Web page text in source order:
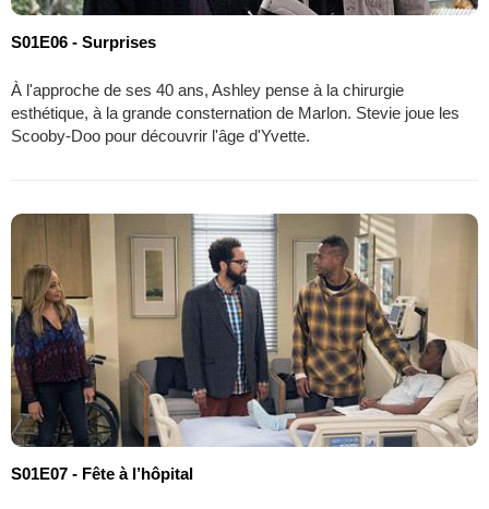
S01E06 - Surprises
À l'approche de ses 40 ans, Ashley pense à la chirurgie
esthétique, à la grande consternation de Marlon. Stevie joue les
Scooby-Doo pour découvrir l'âge d'Yvette.
S01E07 - Fête à l’hôpital